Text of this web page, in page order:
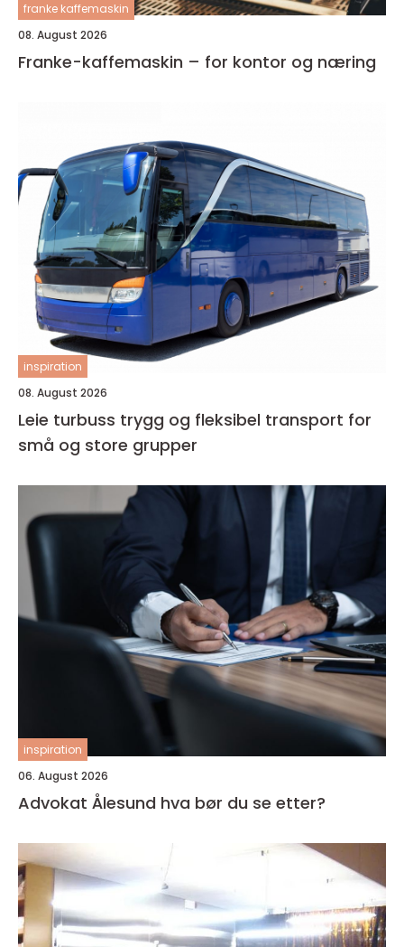
franke kaffemaskin
08. August 2026
Franke-kaffemaskin – for kontor og næring
inspiration
08. August 2026
Leie turbuss trygg og fleksibel transport for
små og store grupper
inspiration
06. August 2026
Advokat Ålesund hva bør du se etter?